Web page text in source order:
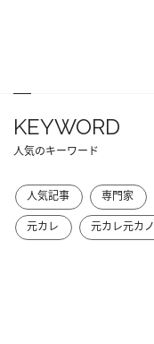
KEYWORD
人気のキーワード
人気記事 専門家
元カレ
元カレ元カノ